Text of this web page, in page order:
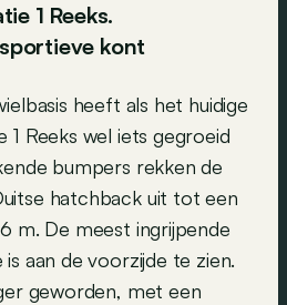
1 Reeks.
kont
heeft als het huidige
1 Reeks wel iets gegroeid
bumpers rekken de
hatchback uit tot een
m. De meest ingrijpende
aan de voorzijde te zien.
geworden, met een